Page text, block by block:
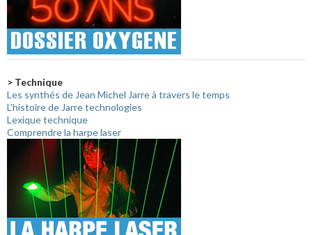
> Technique
Les synthés de Jean Michel Jarre à travers le temps
L'histoire de Jarre technologies
Lexique technique
Comprendre la harpe laser